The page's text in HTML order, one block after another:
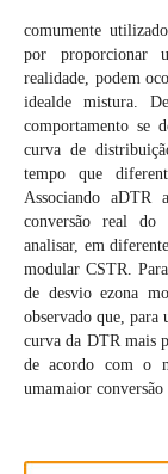
comumente
por proporcionar
realidade, podem
idealde mistura.
comportamento se
curva de
tempo que
Associando aDTR
conversão real do
analisar, em
modular CSTR.
de desvio ezona
observado que, para
curva da DTR mais
de acordo com o
umamaior conversão